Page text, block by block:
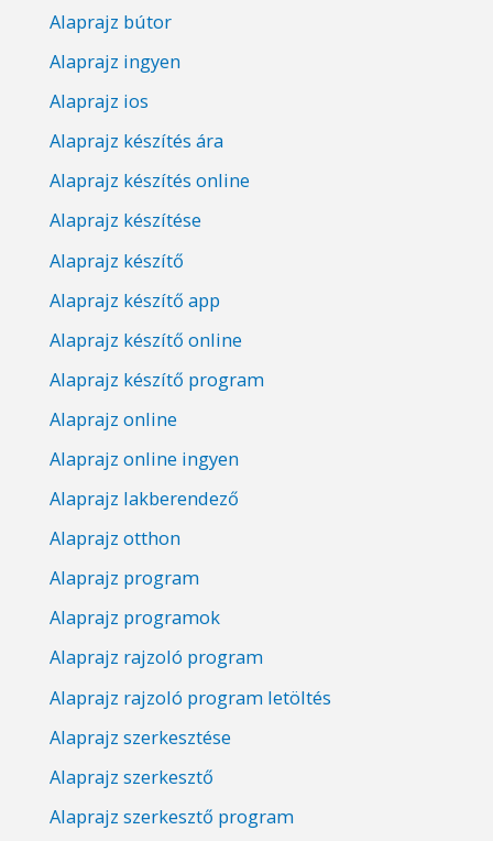
Alaprajz bútor
Alaprajz ingyen
Alaprajz ios
Alaprajz készítés ára
Alaprajz készítés online
Alaprajz készítése
Alaprajz készítő
Alaprajz készítő app
Alaprajz készítő online
Alaprajz készítő program
Alaprajz online
Alaprajz online ingyen
Alaprajz lakberendező
Alaprajz otthon
Alaprajz program
Alaprajz programok
Alaprajz rajzoló program
Alaprajz rajzoló program letöltés
Alaprajz szerkesztése
Alaprajz szerkesztő
Alaprajz szerkesztő program